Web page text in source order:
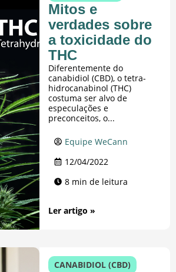
Mitos e
verdades sobre
a toxicidade do
THC
Diferentemente do
canabidiol (CBD), o tetra-
hidrocanabinol (THC)
costuma ser alvo de
especulações e
preconceitos, o...
Equipe WeCann
12/04/2022
8 min de leitura
Ler artigo »
CANABIDIOL (CBD)